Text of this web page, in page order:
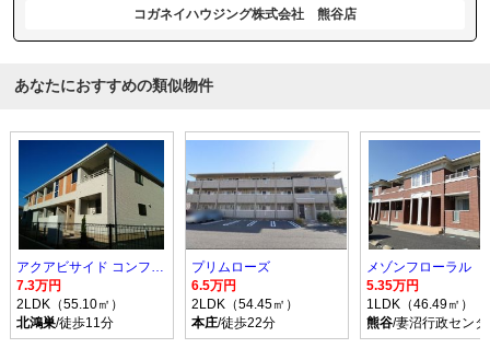
コガネイハウジング株式会社 熊谷店
あなたにおすすめの類似物件
7.3万円
2LDK（55.10㎡）
北鴻巣/徒歩11分
プリムローズ
6.5万円
2LDK（54.45㎡）
本庄/徒歩22分
メゾンフローラル
5.35万円
1LDK（46.49㎡）
熊谷/妻沼行政セン